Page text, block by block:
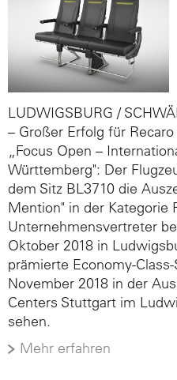
LUDWIGSBURG /
– Großer Erfolg für
„Focus Open –
Württemberg": Der
dem Sitz BL3710 die
Mention" in der Kategorie
Unternehmensvertreter
Oktober 2018 in
prämierte Economy-
November 2018 in der
Centers Stuttgart im
sehen.
Mehr erfahren